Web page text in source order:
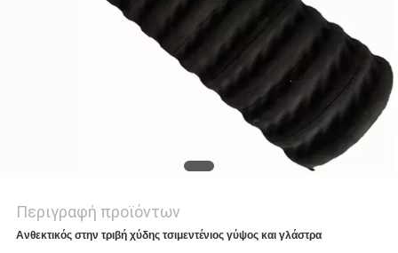
Περιγραφή προϊόντων
Ανθεκτικός στην τριβή χύδης τσιμεντένιος γύψος και γλάστρα